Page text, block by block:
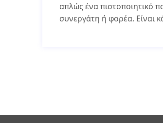
απλώς ένα πιστοποιητικό
συνεργάτη ή φορέα. Είναι